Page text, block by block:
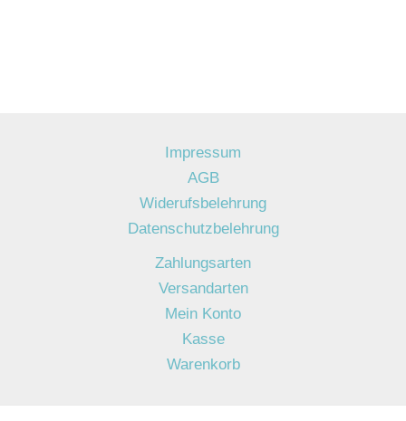
Impressum
AGB
Widerufsbelehrung
Datenschutzbelehrung
Zahlungsarten
Versandarten
Mein Konto
Kasse
Warenkorb